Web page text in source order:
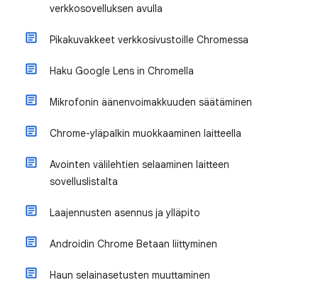
verkkosovelluksen avulla
Pikakuvakkeet verkkosivustoille Chromessa
Haku Google Lens in Chromella
Mikrofonin äänenvoimakkuuden säätäminen
Chrome-yläpalkin muokkaaminen laitteella
Avointen välilehtien selaaminen laitteen
sovelluslistalta
Laajennusten asennus ja ylläpito
Androidin Chrome Betaan liittyminen
Haun selainasetusten muuttaminen